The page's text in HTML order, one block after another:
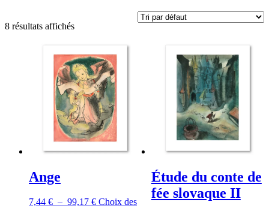
8 résultats affichés
Ange
7,44 € – 99,17 €Plage
Choix des
Étude du conte de
fée slovaque II